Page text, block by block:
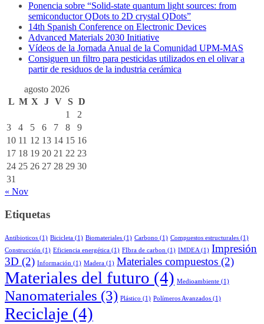
Ponencia sobre “Solid-state quantum light sources: from
semiconductor QDots to 2D crystal QDots”
14th Spanish Conference on Electronic Devices
Advanced Materials 2030 Initiative
Vídeos de la Jornada Anual de la Comunidad UPM-MAS
Consiguen un filtro para pesticidas utilizados en el olivar a
partir de residuos de la industria cerámica
agosto 2026
L M X J V S D
1
2
3
4 5 6 7 8
9
10 11 12 13 14 15 16
17 18 19 20 21 22 23
24 25 26 27 28 29 30
31
« Nov
Etiquetas
Antibioticos (1) Bicicleta (1) Biomateriales (1) Carbono (1) Compuestos estructurales (1)
Construcción (1) Eficiencia energética (1) FIbra de carbon (1) IMDEA(1) Impresión
3D (2) Información (1) Madera (1) Materiales compuestos (2)
Materiales del futuro (4) Medioambiente (1)
Nanomateriales (3) Plástico (1) Polímeros Avanzados (1)
Reciclaje (4)